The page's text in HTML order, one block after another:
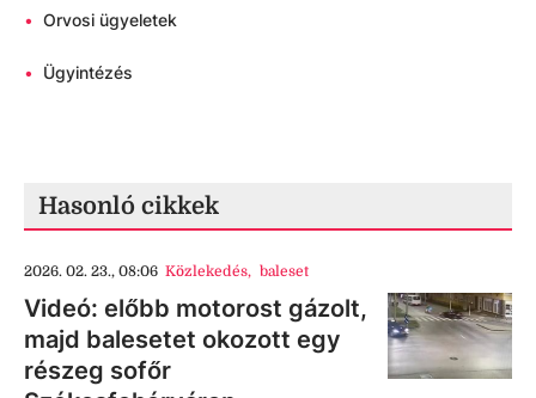
• Orvosi ügyeletek
• Ügyintézés
Hasonló cikkek
2026. 02. 23., 08:06 Közlekedés, baleset
Videó: előbb motorost gázolt,
majd balesetet okozott egy
részeg sofőr